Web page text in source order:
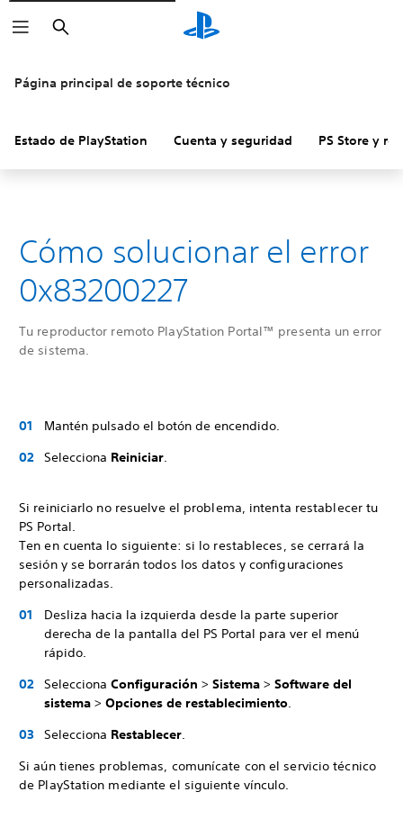
Buscar
Página principal de soporte técnico
Estado de PlayStation Cuenta y seguridad PS Store y
Cómo solucionar el error
0x83200227
Tu reproductor remoto PlayStation Portal™ presenta un error
de sistema.
Mantén pulsado el botón de encendido.
Selecciona Reiniciar.
Si reiniciarlo no resuelve el problema, intenta restablecer tu
PS Portal.
Ten en cuenta lo siguiente: si lo restableces, se cerrará la
sesión y se borrarán todos los datos y configuraciones
personalizadas.
Desliza hacia la izquierda desde la parte superior
derecha de la pantalla del PS Portal para ver el menú
rápido.
Selecciona Configuración > Sistema > Software del
sistema > Opciones de restablecimiento.
Selecciona Restablecer.
Si aún tienes problemas, comunícate con el servicio técnico
de PlayStation mediante el siguiente vínculo.